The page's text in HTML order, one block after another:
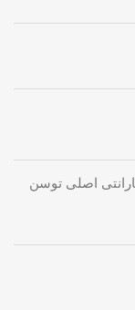
اصلی توسن